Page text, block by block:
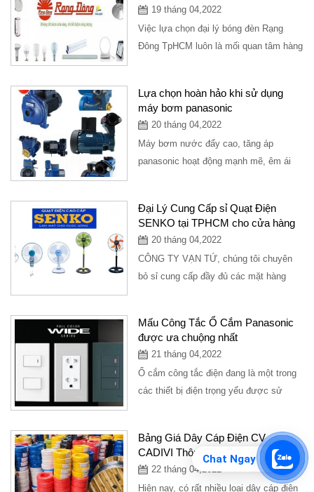
Chat Ngay
19 tháng 04,2022
Việc lựa chọn đại lý bóng đèn Rạng
Đông TpHCM luôn là mối quan tâm hàng
Lựa chọn hoàn hảo khi sử dụng
máy bơm panasonic
20 tháng 04,2022
Máy bơm nước đẩy cao, tăng áp
panasonic hoạt động mạnh mẽ, êm ái
Đại Lý Cung Cấp sỉ Quạt Điện
SENKO tại TPHCM cho cửa hàng
20 tháng 04,2022
CÔNG TY VẠN TỨ, chúng tôi chuyên
bỏ sỉ cung cấp đầy đủ các mặt hàng
Mấu Công Tắc Ổ Cắm Panasonic
được ưa chuộng nhất
21 tháng 04,2022
Ổ cắm công tắc điện đang là một trong
các thiết bị điện trọng yếu được sử
Bảng Giá Dây Cáp Điện CV
CADIVI Thông Dụng nhất
22 tháng 04,2022
Hiện nay, có rất nhiều loại dây cáp điện